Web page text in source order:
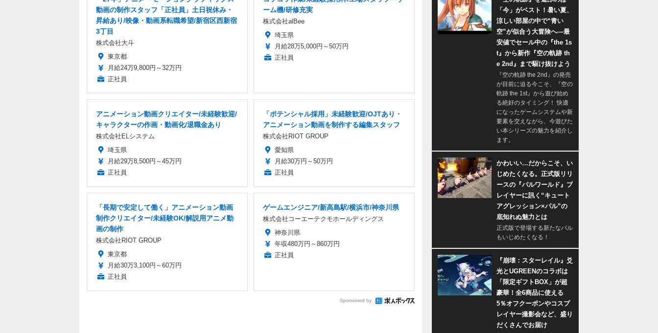
動画の制作スタッフ「正社員」土日祝休み・
昇給あり/映像・動画系転職希望/新宿区西新宿
3丁目
株式会社大斗
東京都
月給24万9,800円～32万円
正社員
ーム機/研修充実
株式会社alBee
埼玉県
月給28万5,000円～50万円
正社員
アニメーション動画クリエイター/未経験歓迎/
キャラクターの作画・動画化/退職金あり
株式会社ELシステム
埼玉県
月給29万8,500円～45万円
正社員
「ポテンシャル採用」未経験歓迎/OJTあり・
アニメーション動画を制作する編集スタッフ
株式会社RIOT GROUP
愛知県
月給30万円～50万円
正社員
「長期で安定して働く」アニメーション動画
制作クリエイター/未経験OK/解説用アニメ動
画の制作
株式会社RIOT GROUP
東京都
月給30万3,100円～60万円
正社員
ゲームエンジニア/新高島駅/横浜市/神奈川県
株式会社コーエーテクモホールディングス
神奈川県
年収480万円～860万円
正社員
Sponsored by
「今」がベスト！暑い夏、
涼しい部屋の中で“青い
空”が似合う大冒険へ―最
安値でセール中の『the 1s
t』から新作『空の軌跡 th
e 2nd』まで駆け抜けよう
『空の軌跡 the 2nd』の発売
が目前に迫る今こそ、『空の
軌跡 the 1st』から遊び始め
る絶好のタイミング！ 快適
になったゲームシステムや新
要素を交えながら、今遊びた
い本シリーズの魅力を紹介し
ます。
かわいい…だからこそ、い
じめたくなる。正式版リリ
ースの『パルワールド』プ
レイヤーに訊く“キュート
アグレッション×パル”の
底知れぬ魅力とは
正式版で登場する新たなパル
もいじめたくなる！
『崩壊：スターレイル』爻
光とUGREENのコラボは
「限定ギフトBOX」が超
豪華！全6商品に使える
5％オフクーポンやコスプ
レイヤー撮影会など、盛り
だくさんでお届け